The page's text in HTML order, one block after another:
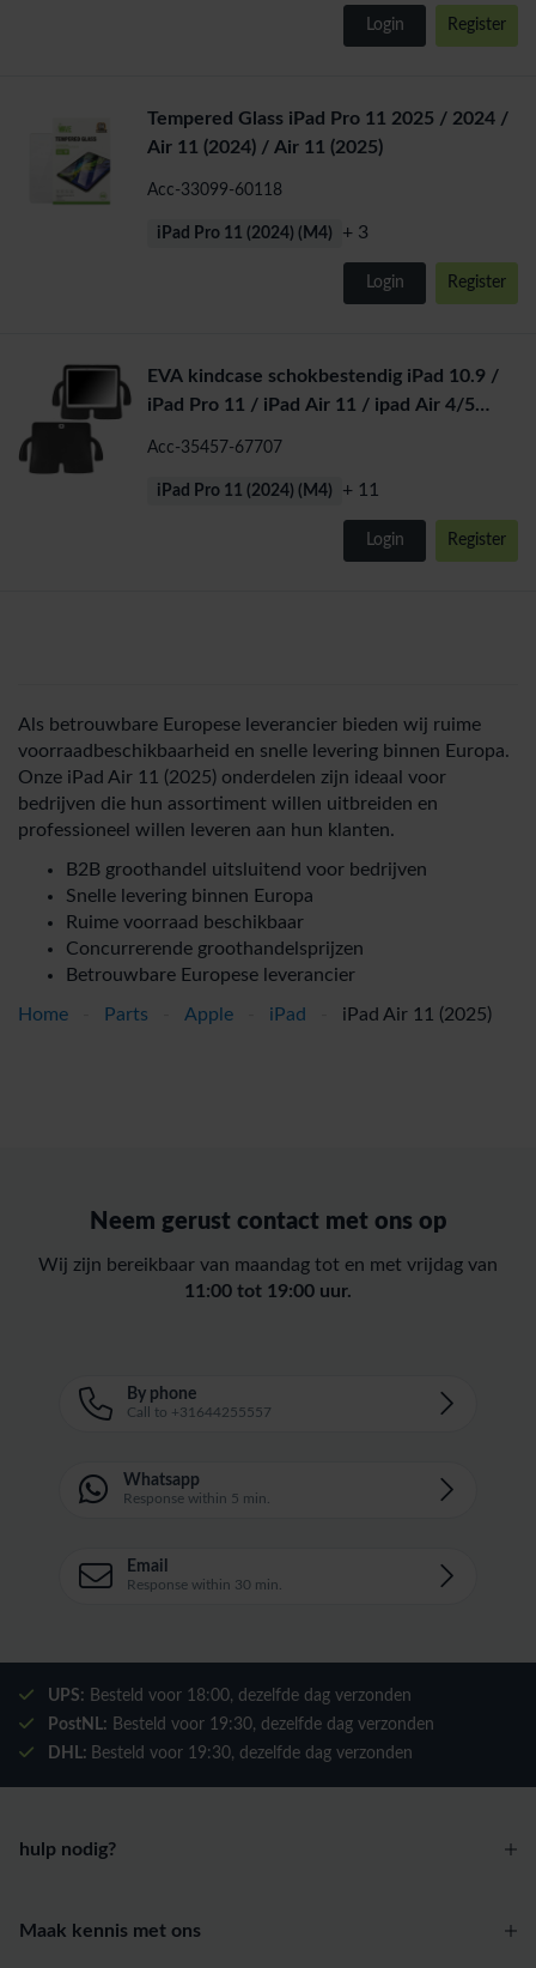
Login Register
Tempered Glass iPad Pro 11 2025 / 2024 /
Air 11 (2024) / Air 11 (2025)
Acc-33099-60118
iPad Pro 11 (2024) (M4) + 3
Login Register
EVA kindcase schokbestendig iPad 10.9 /
iPad Pro 11 / iPad Air 11 / ipad Air 4/5
Acc-35457-67707
iPad Pro 11 (2024) (M4) + 11
Login Register
Als betrouwbare Europese leverancier bieden wij ruime
voorraadbeschikbaarheid en snelle levering binnen Europa.
Onze iPad Air 11 (2025) onderdelen zijn ideaal voor
bedrijven die hun assortiment willen uitbreiden en
professioneel willen leveren aan hun klanten.
B2B groothandel uitsluitend voor bedrijven
Snelle levering binnen Europa
Ruime voorraad beschikbaar
Concurrerende groothandelsprijzen
Betrouwbare Europese leverancier
Home Parts Apple iPad iPad Air 11 (2025)
Neem gerust contact met ons op
Wij zijn bereikbaar van maandag tot en met vrijdag van
11:00 tot 19:00 uur.
By phone
Call to +31644255557
Whatsapp
Response within 5 min.
Email
Response within 30 min.
UPS: Besteld voor 18:00, dezelfde dag verzonden
PostNL: Besteld voor 19:30, dezelfde dag verzonden
DHL: Besteld voor 19:30, dezelfde dag verzonden
hulp nodig?
Maak kennis met ons